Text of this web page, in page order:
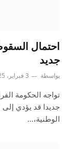
احتمال
جديد
بواسطة 3 فبراير، 2025
تواجه الحكومة
جديدا قد يؤدي
الوطنية،…